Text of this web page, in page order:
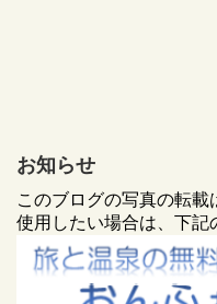
お知らせ
このブログの写真の転
使用したい場合は、下記